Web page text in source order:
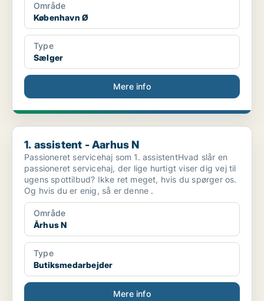
Område
København Ø
Type
Sælger
Mere info
1. assistent - Aarhus N
1. assistent - Aarhus N
Passioneret servicehaj som 1. assistentHvad slår en
passioneret servicehaj, der lige hurtigt viser dig vej til
ugens spottilbud? Ikke ret meget, hvis du spørger os.
Og hvis du er enig, så er denne .
Område
Århus N
Type
Butiksmedarbejder
Mere info